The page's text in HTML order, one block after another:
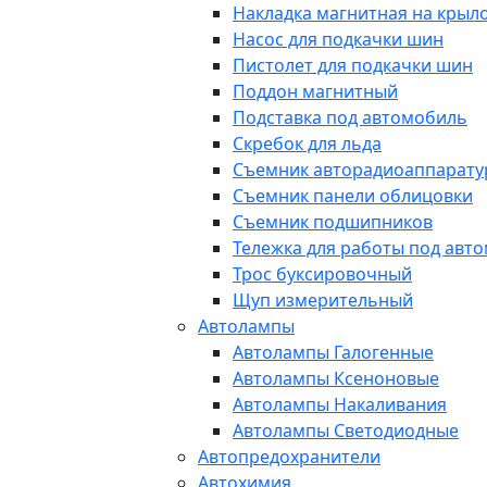
Накладка магнитная на
Насос для подкачки шин
Пистолет для подкачки шин
Поддон магнитный
Подставка под автомобиль
Скребок для льда
Съемник
Съемник панели облицовки
Съемник подшипников
Тележка для работы под
Трос буксировочный
Щуп измерительный
Автолампы
Автолампы Галогенные
Автолампы Ксеноновые
Автолампы Накаливания
Автолампы Светодиодные
Автопредохранители